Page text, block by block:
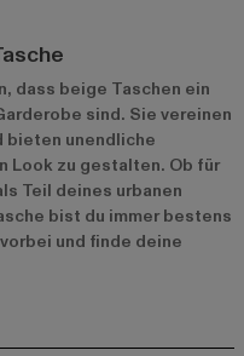
dass beige Taschen ein
sind. Sie vereinen
bieten unendliche
Look zu gestalten. Ob für
Teil deines urbanen
bist du immer bestens
und finde deine